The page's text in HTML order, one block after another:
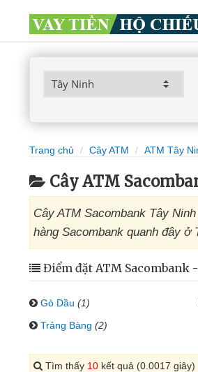
Trang chủ Cây ATM ATM Tây
Cây ATM
Cây ATM Sacombank Tây
hàng Sacombank quanh đây
Điểm đặt ATM Sacombank
Gò Dầu (1)
Trảng Bàng (2)
Tìm thấy 10 kết quả (0.0017 giây)